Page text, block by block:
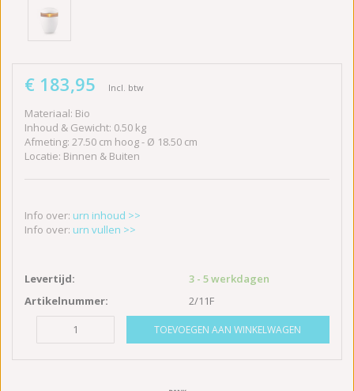
€ 183,95 Incl. btw
Materiaal: Bio
Inhoud & Gewicht: 0.50 kg
Afmeting: 27.50 cm hoog - Ø 18.50 cm
Locatie: Binnen & Buiten
Info over: urn inhoud >>
Info over: urn vullen >>
Levertijd:
3 - 5 werkdagen
Artikelnummer:
2/11F
TOEVOEGEN AAN WINKELWAGEN